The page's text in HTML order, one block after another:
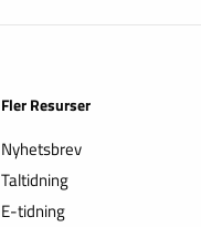
Fler Resurser
Nyhetsbrev
Taltidning
E-tidning